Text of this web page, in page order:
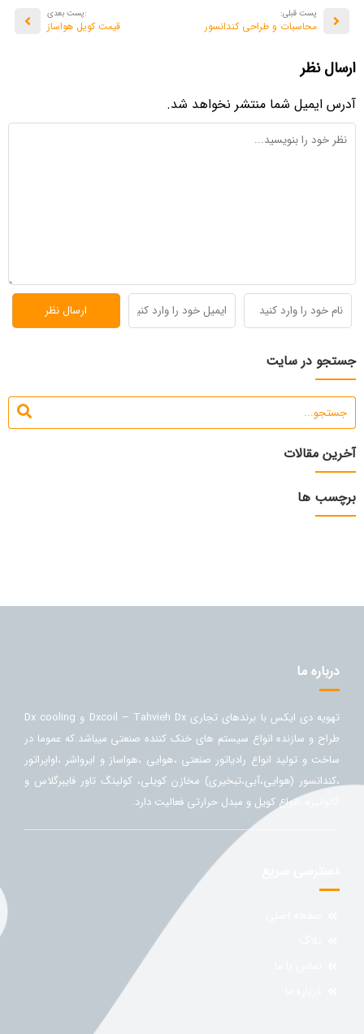
پست قبلی:
محاسبات و طراحی کندانسور
:پست بعدی
قیمت کویل هواساز
ارسال نظر
آدرس ایمیل شما منتشر نخواهد شد.
جستجو در سایت
آخرین مقالات
برچسب ها
درباره ما
تهویه دی ایکس با برندهای تجاری Dxcoil – Tahvieh Dx و Dx cooling
طراح و سازنده انواع سیستم های خنک کننده صنعتی میباشد.که عموما در
ساخت و تولید انواع رادیاتور صنعتی ،هوایی ،هواساز و ایرواشر ،اواپراتور
،کندانسور (هوایی،آبی،تبخیری) مخازن کویلی، کولینگ تاور فایبرگلاس و
گالوانیزه ،انواع کویل و مبدل حرارتی فعالیت دارد.